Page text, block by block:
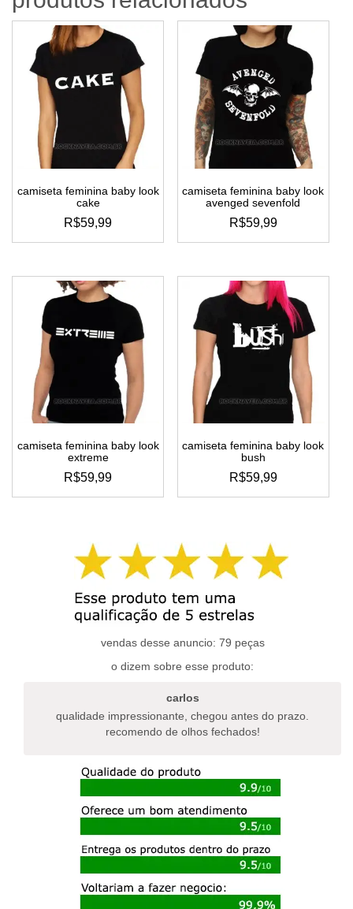
camiseta feminina baby look
cake
R$59,99
este
tem
várias
variantes.
opções
podem
escolhidas
na
produto
camiseta feminina baby look
avenged sevenfold
R$59,99
este
tem
várias
variantes.
as
opções
podem
escolhidas
na
produto
camiseta feminina baby look
extreme
R$59,99
este
várias
variantes.
as
opções
podem
escolhidas
página
camiseta feminina baby look
bush
R$59,99
este
várias
variantes.
as
podem
escolhidas
página
vendas desse anuncio: 79 peças
o dizem sobre esse produto:
carlos
qualidade impressionante, chegou antes do prazo.
recomendo de olhos fechados!